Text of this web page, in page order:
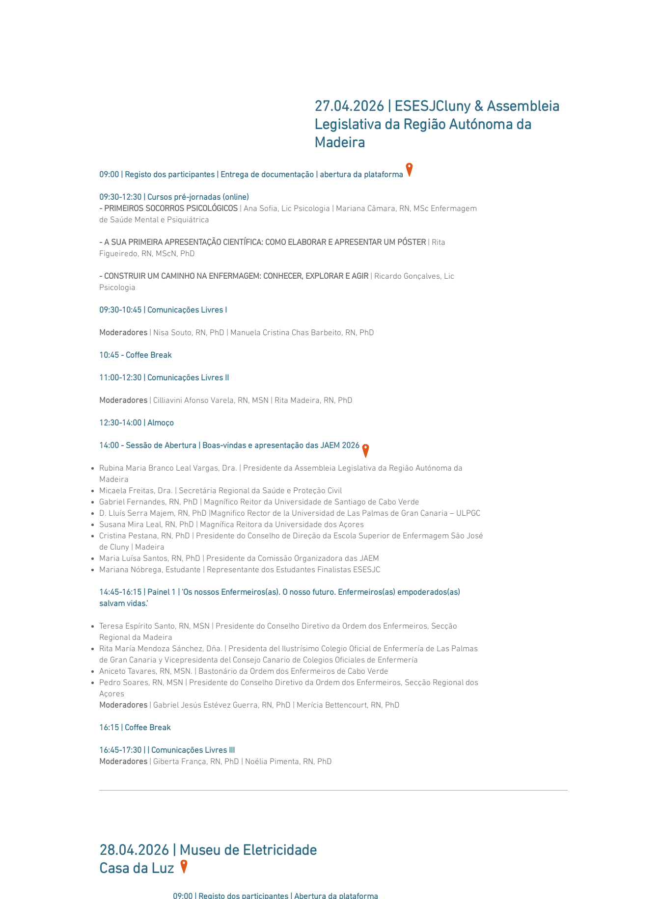
27.04.2026 | ESESJCluny & Assembleia
Legislativa da Região Autónoma da
Madeira
09:00 | Registo dos participantes | Entrega de documentação | abertura da plataforma
09:30-12:30 | Cursos pré-jornadas (online)
- PRIMEIROS SOCORROS PSICOLÓGICOS | Ana Sofia, Lic Psicologia | Mariana Câmara, RN, MSc Enfermagem
de Saúde Mental e Psiquiátrica
- A SUA PRIMEIRA APRESENTAÇÃO CIENTÍFICA: COMO ELABORAR E APRESENTAR UM PÓSTER | Rita
Figueiredo, RN, MScN, PhD
- CONSTRUIR UM CAMINHO NA ENFERMAGEM: CONHECER, EXPLORAR E AGIR | Ricardo Gonçalves, Lic
Psicologia
09:30-10:45 | Comunicações Livres I
Moderadores | Nisa Souto, RN, PhD | Manuela Cristina Chas Barbeito, RN, PhD
10:45 - Coffee Break
11:00-12:30 | Comunicações Livres II
Moderadores | Cilliavini Afonso Varela, RN, MSN | Rita Madeira, RN, PhD
12:30-14:00 | Almoço
14:00 - Sessão de Abertura | Boas-vindas e apresentação das JAEM 2026
Rubina Maria Branco Leal Vargas, Dra. | Presidente da Assembleia Legislativa da Região Autónoma da
Madeira
Micaela Freitas, Dra. | Secretária Regional da Saúde e Proteção Civil
Gabriel Fernandes, RN, PhD | Magnífico Reitor da Universidade de Santiago de Cabo Verde
D. Lluís Serra Majem, RN, PhD |Magnifico Rector de la Universidad de Las Palmas de Gran Canaria – ULPGC
Susana Mira Leal, RN, PhD | Magnífica Reitora da Universidade dos Açores
Cristina Pestana, RN, PhD | Presidente do Conselho de Direção da Escola Superior de Enfermagem São José
de Cluny | Madeira
Maria Luísa Santos, RN, PhD | Presidente da Comissão Organizadora das JAEM
Mariana Nóbrega, Estudante | Representante dos Estudantes Finalistas ESESJC
14:45-16:15 | Painel 1 | 'Os nossos Enfermeiros(as). O nosso futuro. Enfermeiros(as) empoderados(as)
salvam vidas.'
Teresa Espírito Santo, RN, MSN | Presidente do Conselho Diretivo da Ordem dos Enfermeiros, Secção
Regional da Madeira
Rita María Mendoza Sánchez, Dña. | Presidenta del Ilustrísimo Colegio Oficial de Enfermería de Las Palmas
de Gran Canaria y Vicepresidenta del Consejo Canario de Colegios Oficiales de Enfermería
Aniceto Tavares, RN, MSN. | Bastonário da Ordem dos Enfermeiros de Cabo Verde
Pedro Soares, RN, MSN | Presidente do Conselho Diretivo da Ordem dos Enfermeiros, Secção Regional dos
Açores
Moderadores | Gabriel Jesús Estévez Guerra, RN, PhD | Merícia Bettencourt, RN, PhD
16:15 | Coffee Break
16:45-17:30 | | Comunicações Livres III
Moderadores | Giberta França, RN, PhD | Noélia Pimenta, RN, PhD
28.04.2026 | Museu de Eletricidade
Casa da Luz
09:00 | Registo dos participantes | Abertura da plataforma